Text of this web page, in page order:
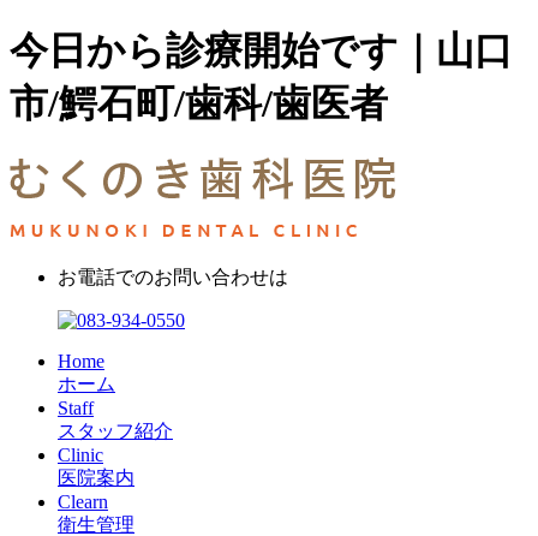
今日から診療開始です｜山口
市/鰐石町/歯科/歯医者
お電話でのお問い合わせは
Home
ホーム
Staff
スタッフ紹介
Clinic
医院案内
Clearn
衛生管理